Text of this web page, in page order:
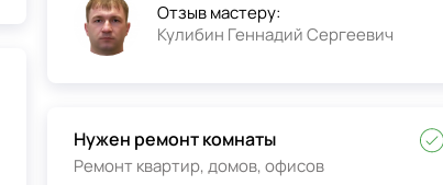
Отзыв мастеру:
Кулибин Геннадий Сергеевич
Нужен ремонт комнаты
Ремонт квартир, домов, офисов